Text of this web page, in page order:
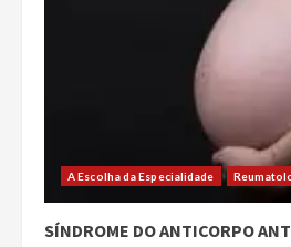
A Escolha da Especialidade
SÍNDROME DO ANTICORPO